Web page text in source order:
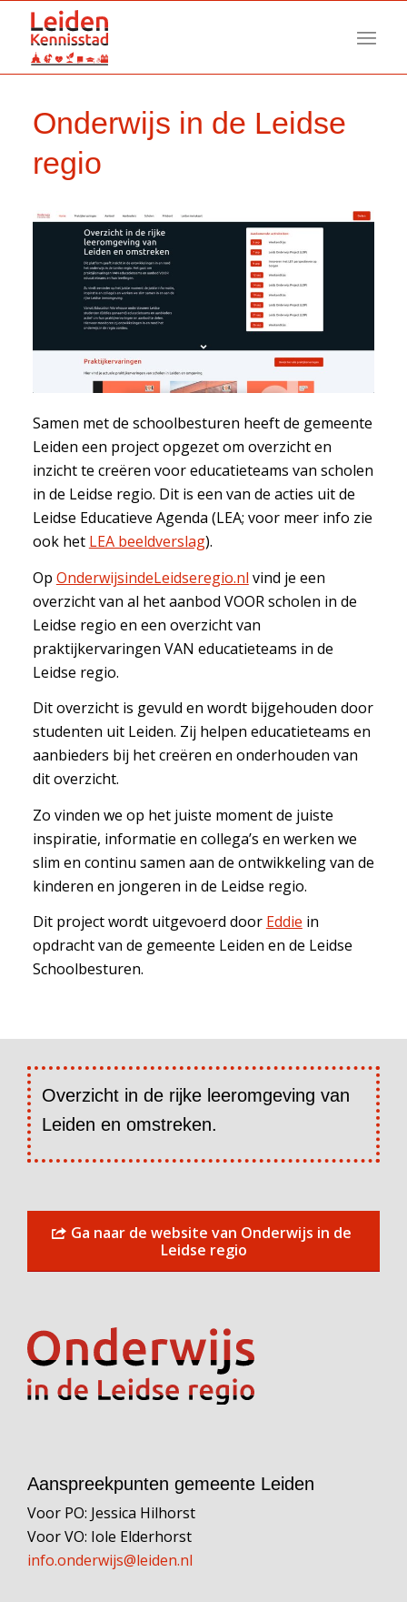
Onderwijs in de Leidse
regio
Samen met de schoolbesturen heeft de gemeente
Leiden een project opgezet om overzicht en
inzicht te creëren voor educatieteams van scholen
in de Leidse regio. Dit is een van de acties uit de
Leidse Educatieve Agenda (LEA; voor meer info zie
ook het LEA beeldverslag).
Op OnderwijsindeLeidseregio.nl vind je een
overzicht van al het aanbod VOOR scholen in de
Leidse regio en een overzicht van
praktijkervaringen VAN educatieteams in de
Leidse regio.
Dit overzicht is gevuld en wordt bijgehouden door
studenten uit Leiden. Zij helpen educatieteams en
aanbieders bij het creëren en onderhouden van
dit overzicht.
Zo vinden we op het juiste moment de juiste
inspiratie, informatie en collega’s en werken we
slim en continu samen aan de ontwikkeling van de
kinderen en jongeren in de Leidse regio.
Dit project wordt uitgevoerd door Eddie in
opdracht van de gemeente Leiden en de Leidse
Schoolbesturen.
Overzicht in de rijke leeromgeving van
Leiden en omstreken.
Ga naar de website van Onderwijs in de
Leidse regio
Aanspreekpunten gemeente Leiden
Voor PO: Jessica Hilhorst
Voor VO: Iole Elderhorst
info.onderwijs@leiden.nl